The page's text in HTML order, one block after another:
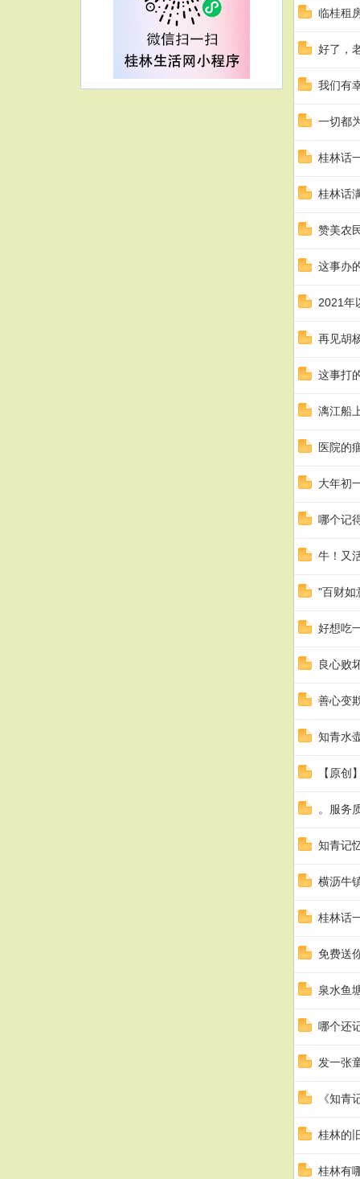
临桂租
好了，
我们有
一切都
桂林话
桂林话
赞美农
这事
2021年
再见胡
这事打
漓江船
医院的
大年初
哪个记
牛！又
"百财如
好想吃
良心败
善心变
知青水
【原创
。服务
知青记
横沥牛
桂林话
免费送
泉水鱼
哪个还
发一张
《知青
桂林的
桂林有